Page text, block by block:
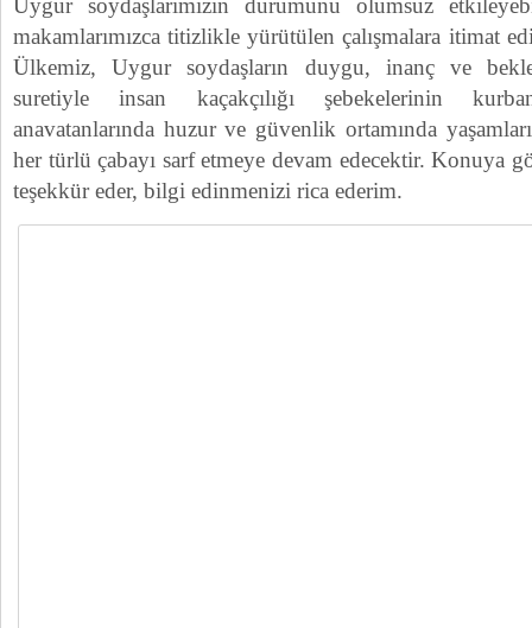
Uygur soydaşlarımızın durumunu olumsuz
makamlarımızca titizlikle yürütülen çalışmalara itimat
Ülkemiz, Uygur soydaşların duygu, inanç ve
suretiyle insan kaçakçılığı şebekelerinin
anavatanlarında huzur ve güvenlik ortamında
her türlü çabayı sarf etmeye devam edecektir. Konuya
teşekkür eder, bilgi edinmenizi rica ederim.